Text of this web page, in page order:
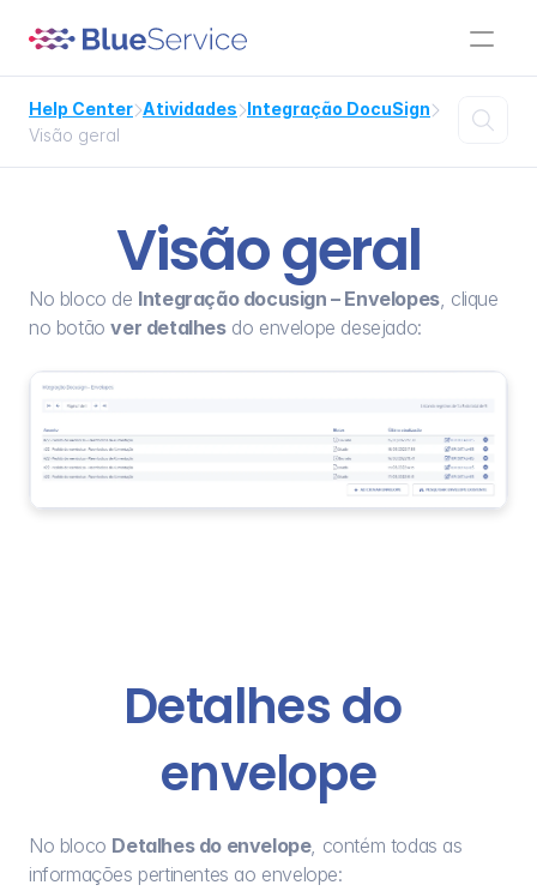
Help CenterAtividadesIntegração DocuSign
Visão geral

Visão geral
No bloco de Integração docusign – Envelopes, clique
no botão ver detalhes do envelope desejado:
Detalhes do
envelope
No bloco Detalhes do envelope, contém todas as
informações pertinentes ao envelope: